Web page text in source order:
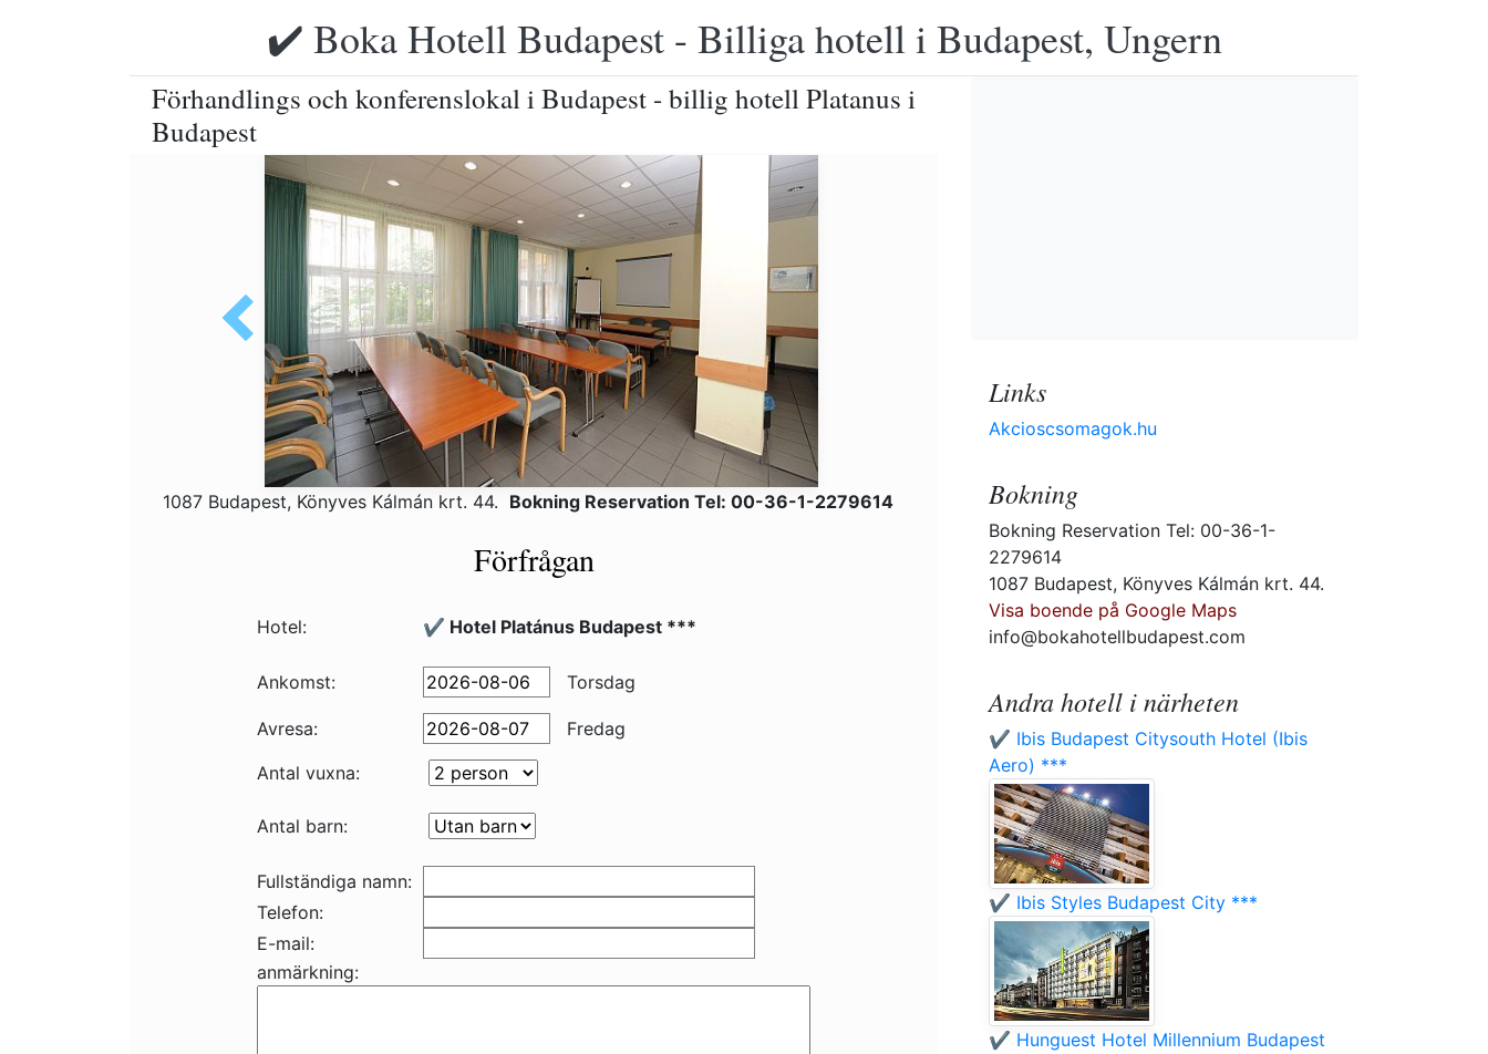
✔️ Boka Hotell Budapest - Billiga hotell i Budapest, Ungern
Förhandlings och konferenslokal i Budapest - billig hotell Platanus i
Budapest
1087 Budapest, Könyves Kálmán krt. 44. Bokning Reservation Tel: 00-36-1-2279614
Förfrågan
Hotel: ✔️ Hotel Platánus Budapest ***
Ankomst: Torsdag
Avresa:
Fredag
Antal vuxna:
Antal barn:
Fullständiga namn:
Telefon:
E-mail:
anmärkning:
Links
Akcioscsomagok.hu
Bokning
Bokning Reservation Tel: 00-36-1-
2279614
1087 Budapest, Könyves Kálmán krt. 44.
Visa boende på Google Maps
info@bokahotellbudapest.com
Andra hotell i närheten
✔️ Ibis Budapest Citysouth Hotel (Ibis
Aero) ***
✔️ Ibis Styles Budapest City ***
✔️ Hunguest Hotel Millennium Budapest